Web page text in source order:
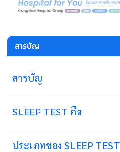
สารบัญ
สารบัญ
SLEEP TEST คือ
ประเภทของ SLEEP TEST